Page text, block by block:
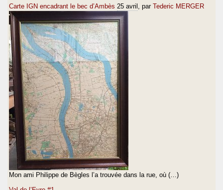
Carte IGN encadrant le bec d’Ambès 25 avril , par Tederic MERGER
Mon ami Philippe de Bègles l’a trouvée dans la rue, où (…)